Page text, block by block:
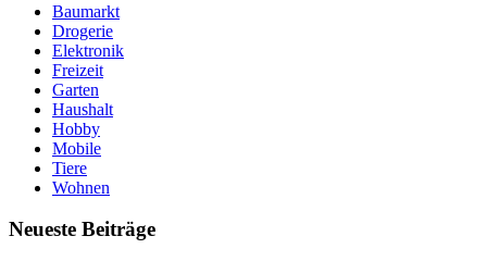
Baumarkt
Drogerie
Elektronik
Freizeit
Garten
Haushalt
Hobby
Mobile
Tiere
Wohnen
Neueste Beiträge